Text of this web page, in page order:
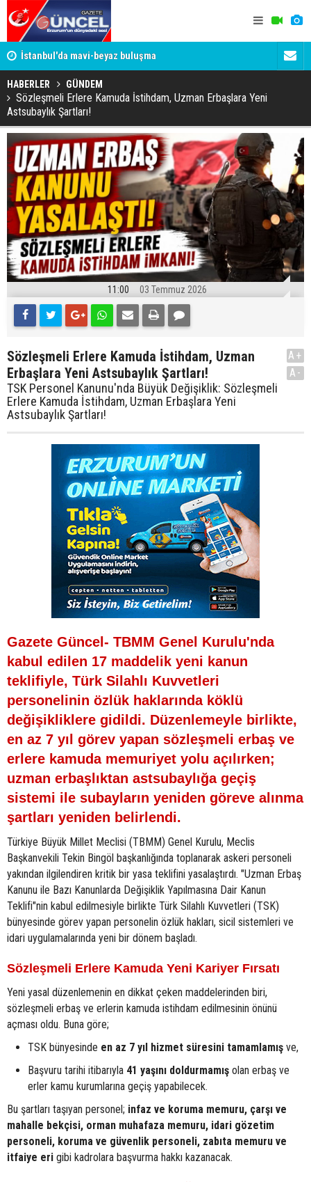
İstanbul'da mavi-beyaz buluşma
HABERLER GÜNDEM
Sözleşmeli Erlere Kamuda İstihdam, Uzman Erbaşlara Yeni
Astsubaylık Şartları!
11:00 03 Temmuz 2026
Sözleşmeli Erlere Kamuda İstihdam, Uzman
Erbaşlara Yeni Astsubaylık Şartları!
TSK Personel Kanunu'nda Büyük Değişiklik: Sözleşmeli
Erlere Kamuda İstihdam, Uzman Erbaşlara Yeni
Astsubaylık Şartları!
A+
A-
Gazete Güncel- TBMM Genel Kurulu'nda
kabul edilen 17 maddelik yeni kanun
teklifiyle, Türk Silahlı Kuvvetleri
personelinin özlük haklarında köklü
değişikliklere gidildi. Düzenlemeyle birlikte,
en az 7 yıl görev yapan sözleşmeli erbaş ve
erlere kamuda memuriyet yolu açılırken;
uzman erbaşlıktan astsubaylığa geçiş
sistemi ile subayların yeniden göreve alınma
şartları yeniden belirlendi.
Türkiye Büyük Millet Meclisi (TBMM) Genel Kurulu, Meclis
Başkanvekili Tekin Bingöl başkanlığında toplanarak askeri personeli
yakından ilgilendiren kritik bir yasa teklifini yasalaştırdı. "Uzman Erbaş
Kanunu ile Bazı Kanunlarda Değişiklik Yapılmasına Dair Kanun
Teklifi"nin kabul edilmesiyle birlikte Türk Silahlı Kuvvetleri (TSK)
bünyesinde görev yapan personelin özlük hakları, sicil sistemleri ve
idari uygulamalarında yeni bir dönem başladı.
Sözleşmeli Erlere Kamuda Yeni Kariyer Fırsatı
Yeni yasal düzenlemenin en dikkat çeken maddelerinden biri,
sözleşmeli erbaş ve erlerin kamuda istihdam edilmesinin önünü
açması oldu. Buna göre;
TSK bünyesinde en az 7 yıl hizmet süresini tamamlamış ve,
Başvuru tarihi itibarıyla 41 yaşını doldurmamış olan erbaş ve
erler kamu kurumlarına geçiş yapabilecek.
Bu şartları taşıyan personel; infaz ve koruma memuru, çarşı ve
mahalle bekçisi, orman muhafaza memuru, idari gözetim
personeli, koruma ve güvenlik personeli, zabıta memuru ve
itfaiye eri gibi kadrolara başvurma hakkı kazanacak.